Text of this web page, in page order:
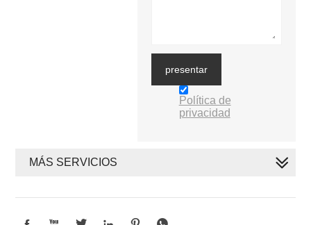
presentar
Política de
privacidad
MÁS SERVICIOS